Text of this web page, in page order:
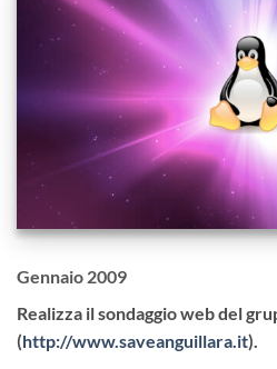
Gennaio 2009
Realizza il sondaggio web del
(http://www.saveanguillara.it).